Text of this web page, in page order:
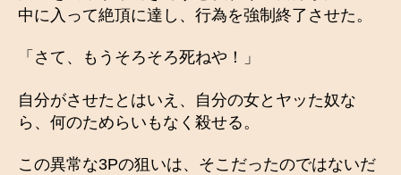
中に入って絶頂に達し、行為を強制終了させた。
「さて、もうそろそろ死ねや！」
自分がさせたとはいえ、自分の女とヤッた奴な
ら、何のためらいもなく殺せる。
この異常な3Pの狙いは、そこだったのではないだ